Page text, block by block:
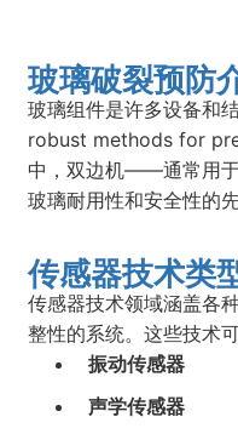
玻璃破裂预防
玻璃组件是许多设备和
robust methods for
中，双边机——通常用
玻璃耐用性和安全性的
传感器技术类
传感器技术领域涵盖各
整性的系统。这些技术
振动传感器
声学传感器